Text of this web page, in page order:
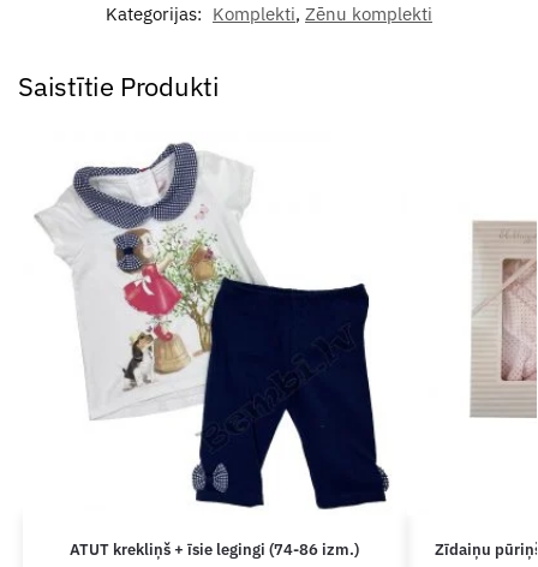
Kategorijas: Komplekti, Zēnu komplekti
Saistītie Produkti
ATUT krekliņš + īsie legingi (74-86 izm.) Zīdaiņu